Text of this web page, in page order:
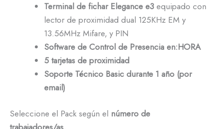
Terminal de fichar Elegance e3 equipado con
lector de proximidad dual 125KHz EM y
13.56MHz Mifare, y PIN
Software de Control de Presencia en:HORA
5 tarjetas de proximidad
Soporte Técnico Basic durante 1 año (por
email)
Seleccione el Pack según el número de